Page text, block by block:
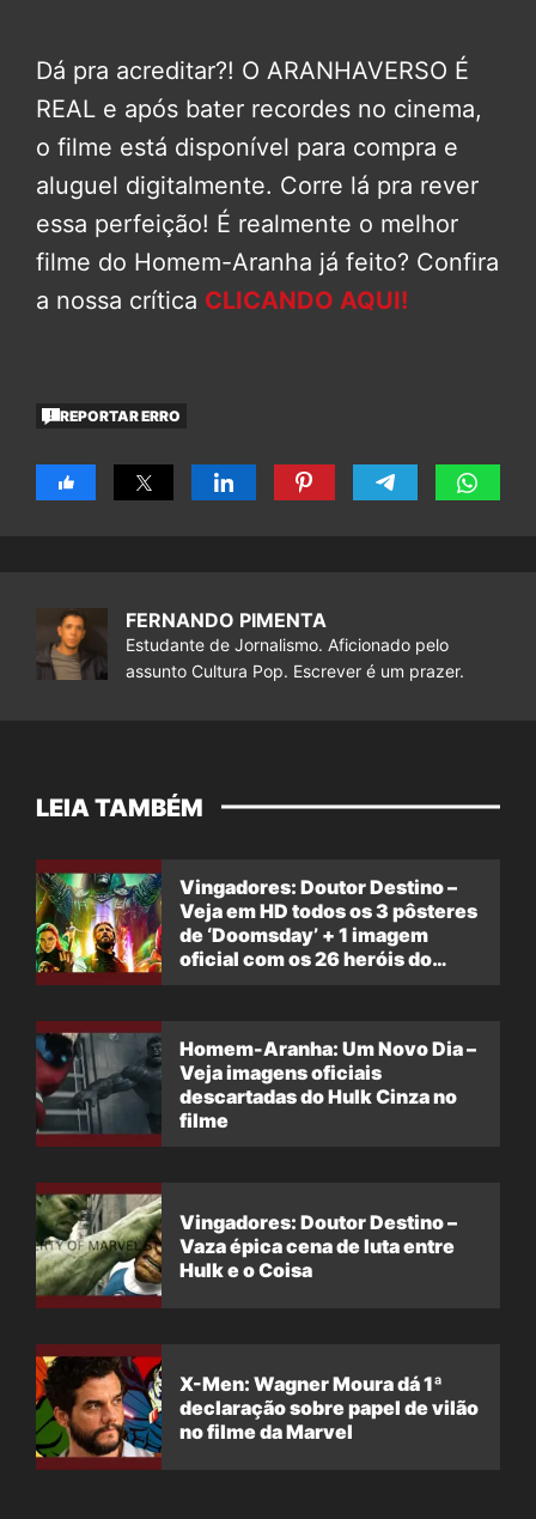
Dá pra acreditar?! O ARANHAVERSO É
REAL e após bater recordes no cinema,
o filme está disponível para compra e
aluguel digitalmente. Corre lá pra rever
essa perfeição! É realmente o melhor
filme do Homem-Aranha já feito? Confira
a nossa crítica CLICANDO AQUI!
REPORTAR ERRO
FERNANDO PIMENTA
Estudante de Jornalismo. Aficionado pelo
assunto Cultura Pop. Escrever é um prazer.
LEIA TAMBÉM
Vingadores: Doutor Destino –
Veja em HD todos os 3 pôsteres
de ‘Doomsday’ + 1 imagem
oficial com os 26 heróis do
Homem-Aranha: Um Novo Dia –
Veja imagens oficiais
descartadas do Hulk Cinza no
filme
Vingadores: Doutor Destino –
Vaza épica cena de luta entre
Hulk e o Coisa
X-Men: Wagner Moura dá 1ª
declaração sobre papel de vilão
no filme da Marvel